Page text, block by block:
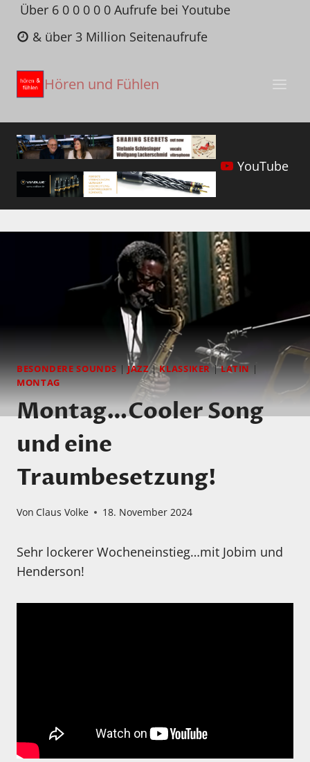
Zum
Inhalt
springen
Über 6 0 0 0 0 0 Aufrufe bei Youtube
& über 3 Million Seitenaufrufe
Hören und Fühlen
YouTube
BESONDERE SOUNDS | JAZZ|KLASSIKER |LATIN |
MONTAG
Montag…Cooler Song
und eine
Traumbesetzung!
Von Claus Volke 18. November 2024
Sehr lockerer Wocheneinstieg…mit Jobim und
Henderson!